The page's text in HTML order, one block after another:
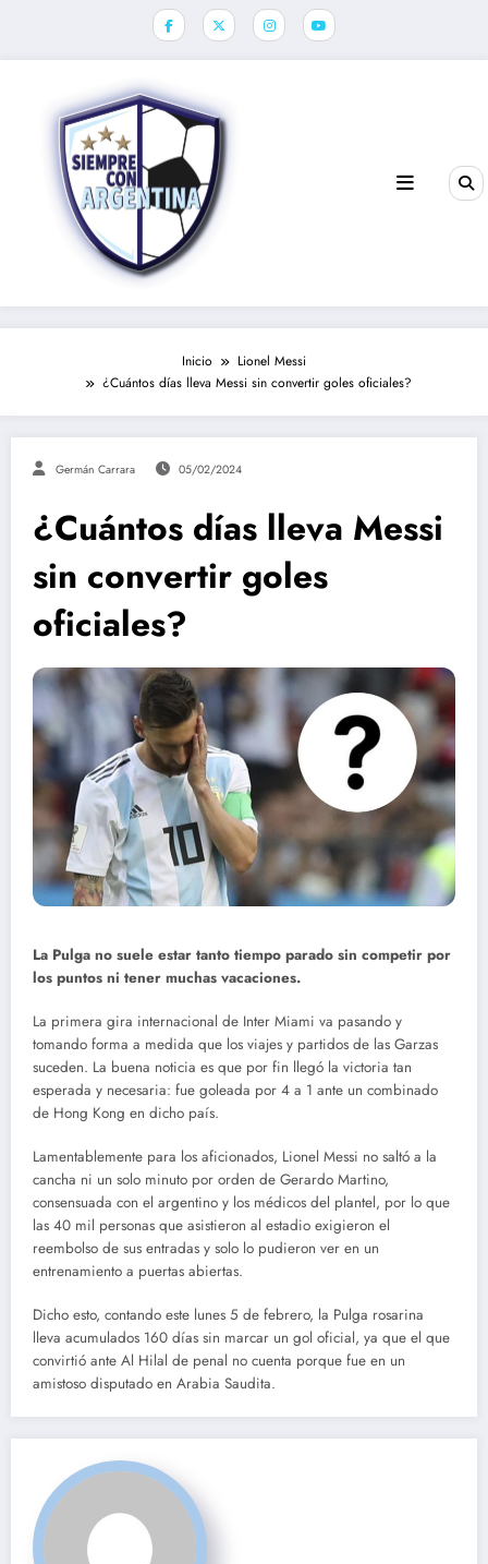
Inicio
Lionel Messi
¿Cuántos días lleva Messi sin convertir goles oficiales?
Germán Carrara 05/02/2024
¿Cuántos días lleva Messi
sin convertir goles
oficiales?
La Pulga no suele estar tanto tiempo parado sin competir por
los puntos ni tener muchas vacaciones.
La primera gira internacional de Inter Miami va pasando y
tomando forma a medida que los viajes y partidos de las Garzas
suceden. La buena noticia es que por fin llegó la victoria tan
esperada y necesaria: fue goleada por 4 a 1 ante un combinado
de Hong Kong en dicho país.
Lamentablemente para los aficionados, Lionel Messi no saltó a la
cancha ni un solo minuto por orden de Gerardo Martino,
consensuada con el argentino y los médicos del plantel, por lo que
las 40 mil personas que asistieron al estadio exigieron el
reembolso de sus entradas y solo lo pudieron ver en un
entrenamiento a puertas abiertas.
Dicho esto, contando este lunes 5 de febrero, la Pulga rosarina
lleva acumulados 160 días sin marcar un gol oficial, ya que el que
convirtió ante Al Hilal de penal no cuenta porque fue en un
amistoso disputado en Arabia Saudita.